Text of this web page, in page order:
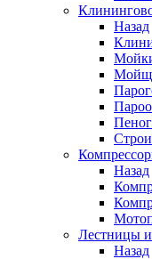
Назад
Назад
Лестницы и
Назад